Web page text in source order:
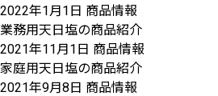
2022年1月1日 商品情報
業務用天日塩の商品紹介
2021年11月1日 商品情報
家庭用天日塩の商品紹介
2021年9月8日 商品情報